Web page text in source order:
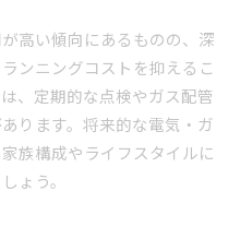
高い傾向にあるものの、深
ンニングコストを抑えるこ
、定期的な点検やガス配管
ります。将来的な電気・ガ
族構成やライフスタイルに
ょう。